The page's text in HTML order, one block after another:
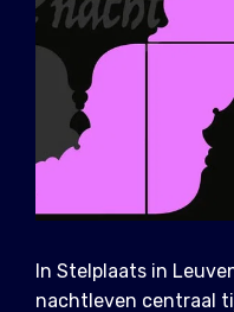
In Stelplaats in
nachtleven centraal